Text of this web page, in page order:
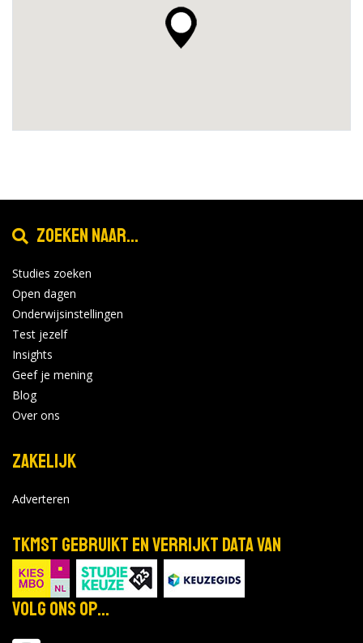
Zoeken naar...
Studies zoeken
Open dagen
Onderwijsinstellingen
Test jezelf
Insights
Geef je mening
Blog
Over ons
Zakelijk
Adverteren
TKMST gebruikt en verrijkt data van
Volg ons op...